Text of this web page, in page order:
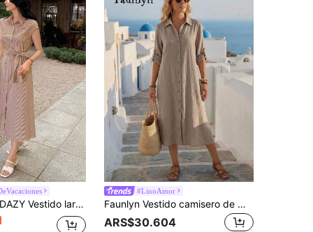
Vestido largo de línea A sin mangas con cintura anudada y cuello a rayas, vestido camisero de verano
#LinoAmor
Faunlyn Vestido camisero de manga corta y abotonadura sencilla de longitud media para mujer
ARS$30.604